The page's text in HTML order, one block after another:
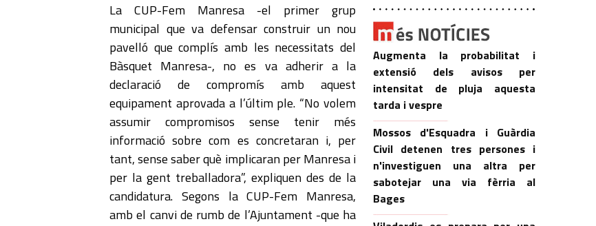
Augmenta la probabilitat i
extensió dels avisos per
intensitat de pluja aquesta
tarda i vespre
Mossos d'Esquadra i Guàrdia
Civil detenen tres persones i
n'investiguen una altra per
sabotejar una via fèrria al
Bages
La CUP-Fem Manresa -el primer grup
municipal que va defensar construir un nou
pavelló que complís amb les necessitats del
Bàsquet Manresa-, no es va adherir a la
declaració de compromís amb aquest
equipament aprovada a l’últim ple. “No volem
assumir compromisos sense tenir més
informació sobre com es concretaran i, per
tant, sense saber què implicaran per Manresa i
per la gent treballadora”, expliquen des de la
candidatura. Segons la CUP-Fem Manresa,
amb el canvi de rumb de l’Ajuntament -que ha